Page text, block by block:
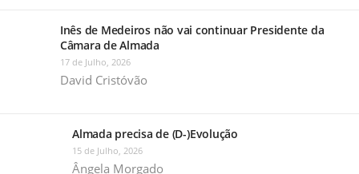
Inês de Medeiros não vai continuar Presidente da
Câmara de Almada
17 de Julho, 2026
David Cristóvão
Almada precisa de (D-)Evolução
15 de Julho, 2026
Ângela Morgado